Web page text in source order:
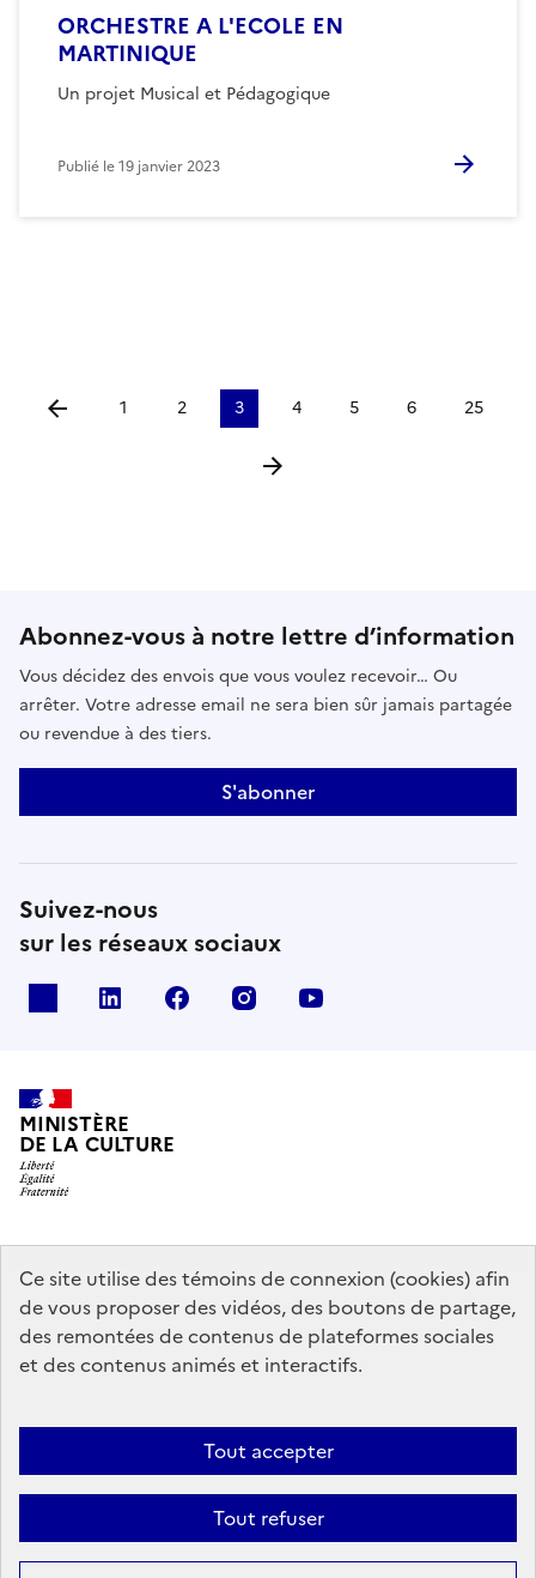
Ce site utilise des témoins de connexion (cookies) afin
de vous proposer des vidéos, des boutons de partage,
des remontées de contenus de plateformes sociales
et des contenus animés et interactifs.
Tout accepter
Tout refuser
ORCHESTRE A L'ECOLE EN
MARTINIQUE
Un projet Musical et Pédagogique
Publié le19 janvier 2023
Aller à la page précédente
1 2 3 4 5 6 25
Aller à la page suivante
Abonnez-vous à notre lettre d’information
Vous décidez des envois que vous voulez recevoir… Ou
arrêter. Votre adresse email ne sera bien sûr jamais partagée
ou revendue à des tiers.
S'abonner
Suivez-nous
sur les réseaux sociaux
linkedin facebook instagram
MINISTÈRE
DE LA CULTURE
data.gouv.fr legifrance.gouv.fr
info.gouv.fr
service-public.gouv.fr
Mentions légales Accessibilité : partiellement conforme
Politique
d’utilisation des témoins de connexion (cookies)
Plan du site